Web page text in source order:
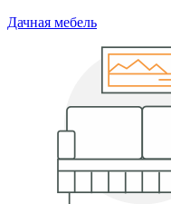
Дачная мебель